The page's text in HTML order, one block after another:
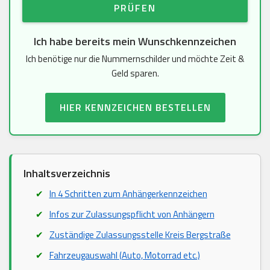
PRÜFEN
Ich habe bereits mein Wunschkennzeichen
Ich benötige nur die Nummernschilder und möchte Zeit &
Geld sparen.
HIER KENNZEICHEN BESTELLEN
Inhaltsverzeichnis
In 4 Schritten zum Anhängerkennzeichen
Infos zur Zulassungspflicht von Anhängern
Zuständige Zulassungsstelle Kreis Bergstraße
Fahrzeugauswahl (Auto, Motorrad etc.)